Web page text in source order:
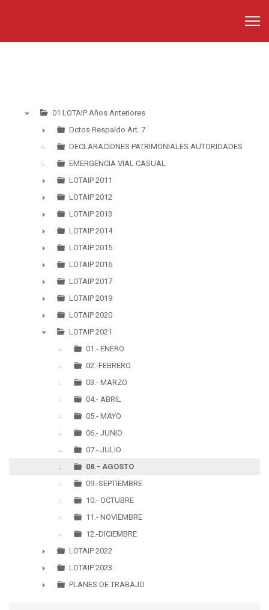
01 LOTAIP Años Anteriores
►
Dctos Respaldo Art. 7
DECLARACIONES PATRIMONIALES AUTORIDADES
EMERGENCIA VIAL CASUAL
►
LOTAIP 2011
►
LOTAIP 2012
►
LOTAIP 2013
►
LOTAIP 2014
►
LOTAIP 2015
►
LOTAIP 2016
►
LOTAIP 2017
►
LOTAIP 2019
►
LOTAIP 2020
LOTAIP 2021
01.- ENERO
02.-FEBRERO
03.- MARZO
04.- ABRIL
05.- MAYO
06.- JUNIO
07.- JULIO
08.- AGOSTO
09.-SEPTIEMBRE
10.- OCTUBRE
11.- NOVIEMBRE
12.-DICIEMBRE
►
LOTAIP 2022
►
LOTAIP 2023
PLANES DE TRABAJO